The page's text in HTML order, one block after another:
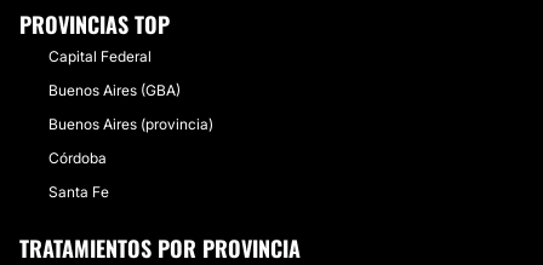
PROVINCIAS TOP
Capital Federal
Buenos Aires (GBA)
Buenos Aires (provincia)
Córdoba
Santa Fe
TRATAMIENTOS POR PROVINCIA